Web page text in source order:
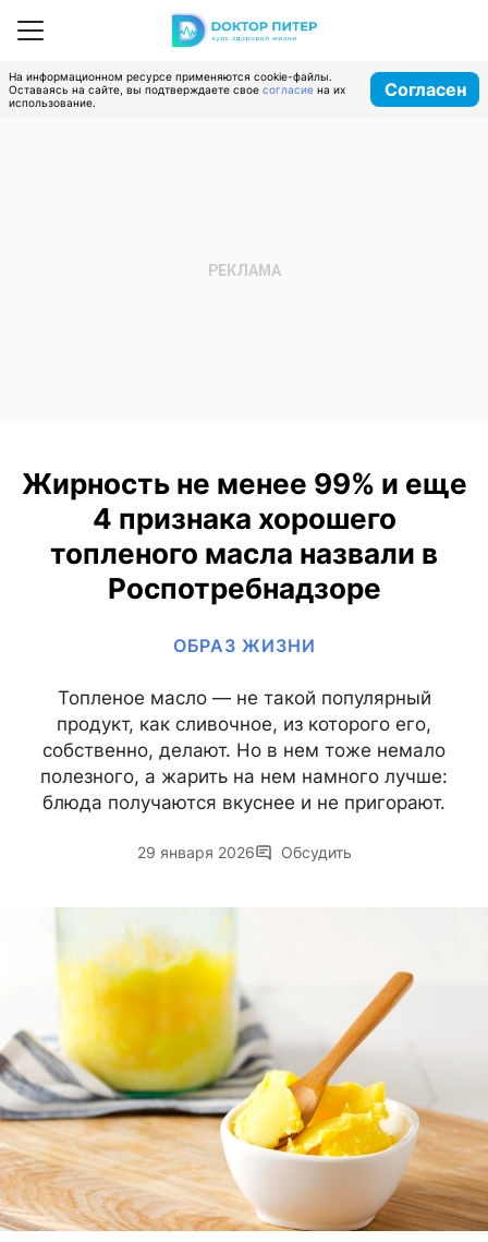
На информационном ресурсе применяются cookie-файлы.
Оставаясь на сайте, вы подтверждаете свое согласие на их
использование.
Согласен
Жирность не менее 99% и еще
4 признака хорошего
топленого масла назвали в
Роспотребнадзоре
ОБРАЗ ЖИЗНИ
Топленое масло — не такой популярный
продукт, как сливочное, из которого его,
собственно, делают. Но в нем тоже немало
полезного, а жарить на нем намного лучше:
блюда получаются вкуснее и не пригорают.
29 января 2026 Обсудить